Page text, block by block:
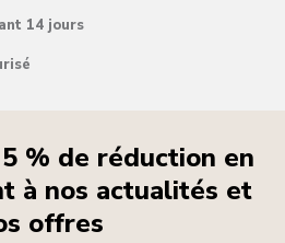
14 jours
% de réduction en
à nos actualités et
offres